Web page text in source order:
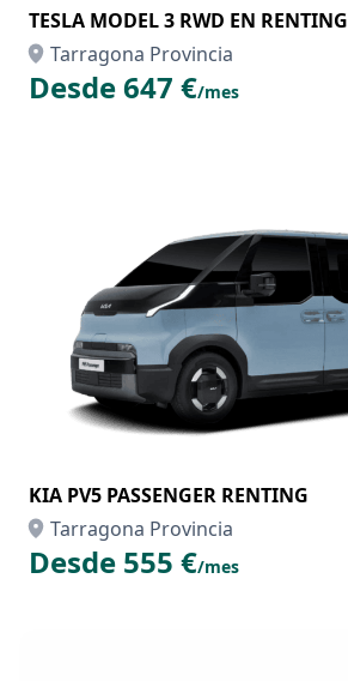
TESLA MODEL 3 RWD EN RENTING
Tarragona Provincia
Desde 647 €/mes
KIA PV5 PASSENGER RENTING
Tarragona Provincia
Desde 555 €/mes